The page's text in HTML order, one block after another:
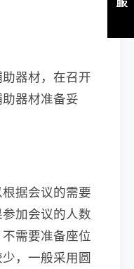
器材，在召开
器材准备妥
据会议的需要
加会议的人数
需要准备座位
，一般采用圆